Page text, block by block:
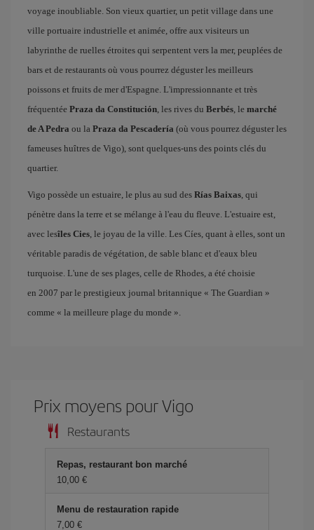
voyage inoubliable. Son vieux quartier, un petit village dans une
ville portuaire industrielle et animée, offre aux visiteurs un
labyrinthe de ruelles étroites qui serpentent vers la mer, peuplées de
bars et de restaurants où vous pourrez déguster les meilleurs
poissons et fruits de mer d'Espagne. L'impressionnante et très
fréquentée Praza da Constitución, les rives du Berbés, le marché
de A Pedra ou la Praza da Pescadería (où vous pourrez déguster les
fameuses huîtres de Vigo), sont quelques-uns des points clés du
quartier.
Vigo possède un estuaire, le plus au sud des Rías Baixas, qui
pénètre dans la terre et se mélange à l'eau du fleuve. L'estuaire est,
avec lesîles Cies, le joyau de la ville. Les Cíes, quant à elles, sont un
véritable paradis de végétation, de sable blanc et d'eaux bleu
turquoise. L'une de ses plages, celle de Rhodes, a été choisie
en 2007 par le prestigieux journal britannique « The Guardian »
comme « la meilleure plage du monde ».
Prix ​​moyens pour Vigo
Restaurants
Repas, restaurant bon marché
10,00 €
Menu de restauration rapide
7,00 €